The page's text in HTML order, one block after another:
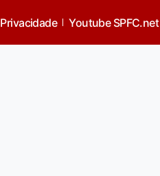
Privacidade Youtube SPFC.net